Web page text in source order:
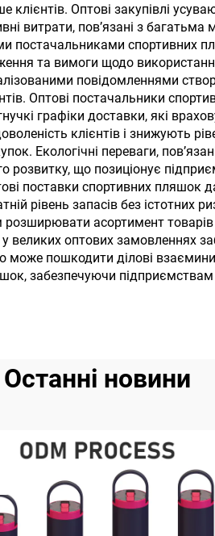
таОптові закупівлі
витрати, пов’язані з
постачальниками спортивних
та вимоги щодо
повідомленнями
Оптові постачальники
графіки доставки, які
клієнтів і знижують
Екологічні переваги,
що позиціонує
поставки спортивних
запасів без істотних
асортимент товарів
оптових замовленнях
пошкодити ділові
забезпечуючи
Останні новини